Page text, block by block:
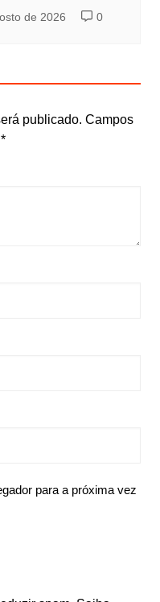
de 2026 0
publicado. Campos
*
para a próxima vez